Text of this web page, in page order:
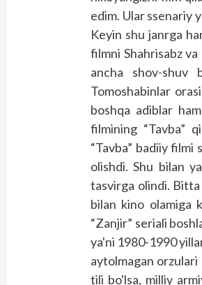
edim. Ular ssenariy
Keyin shu janrga
filmni Shahrisabz
ancha shov-shuv
Tomoshabinlar
boshqa adiblar
filmining “Tavba”
“Tavba” badiiy
olishdi. Shu bilan
tasvirga olindi.
bilan kino olamiga
“Zanjir” seriali
ya'ni 1980-1990
aytolmagan orzulari
tili bo'lsa, milliy